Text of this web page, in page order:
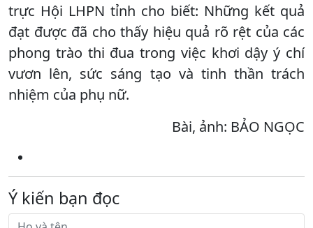
trực Hội LHPN tỉnh cho biết: Những kết quả
đạt được đã cho thấy hiệu quả rõ rệt của các
phong trào thi đua trong việc khơi dậy ý chí
vươn lên, sức sáng tạo và tinh thần trách
nhiệm của phụ nữ.
Bài, ảnh: BẢO NGỌC
Ý kiến bạn đọc